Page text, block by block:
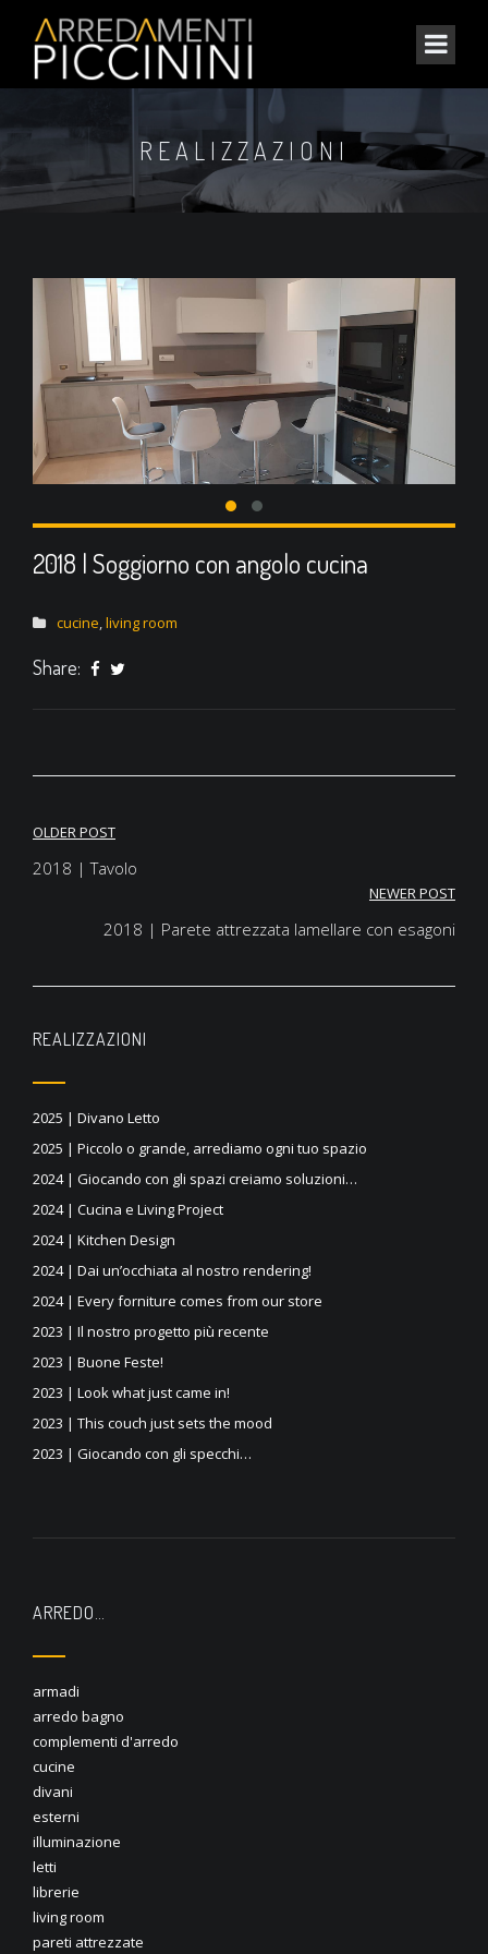
REALIZZAZIONI
2018 | Soggiorno con angolo cucina
cucine,living room
Share:
Navigazione
OLDER POST
2018 | Tavolo
NEWER POST
2018 | Parete attrezzata lamellare con esagoni
REALIZZAZIONI
2025 | Divano Letto
2025 | Piccolo o grande, arrediamo ogni tuo spazio
2024 | Giocando con gli spazi creiamo soluzioni…
2024 | Cucina e Living Project
2024 | Kitchen Design
2024 | Dai un’occhiata al nostro rendering!
2024 | Every forniture comes from our store
2023 | Il nostro progetto più recente
2023 | Buone Feste!
2023 | Look what just came in!
2023 | This couch just sets the mood
2023 | Giocando con gli specchi…
ARREDO…
armadi
arredo bagno
complementi d'arredo
cucine
divani
esterni
illuminazione
letti
librerie
living room
pareti attrezzate